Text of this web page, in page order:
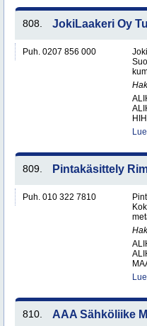
808. JokiLaakeri Oy
Puh. 0207 856 000
809. Pintakäsittely
Puh. 010 322 7810
810. AAA Sähköliike